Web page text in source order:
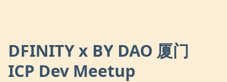
DFINITY x BY DAO 厦门
ICP Dev Meetup